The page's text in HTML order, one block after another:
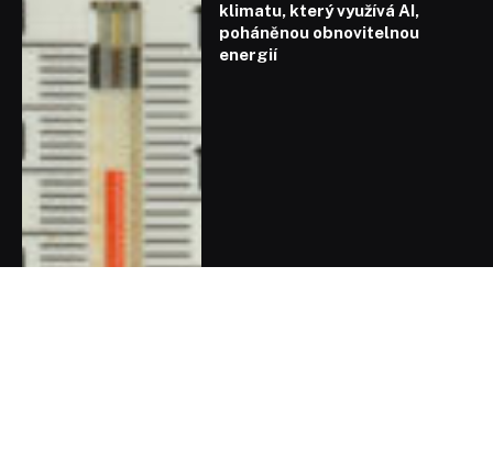
klimatu, který využívá AI,
poháněnou obnovitelnou
energií